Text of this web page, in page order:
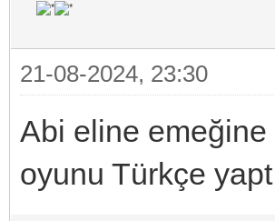
21-08-2024, 23:30
Abi eline
oyunu Türkçe